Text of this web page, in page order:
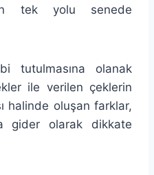
tek yolu senede
tutulmasına olanak
ile verilen çeklerin
halinde oluşan farklar,
gider olarak dikkate